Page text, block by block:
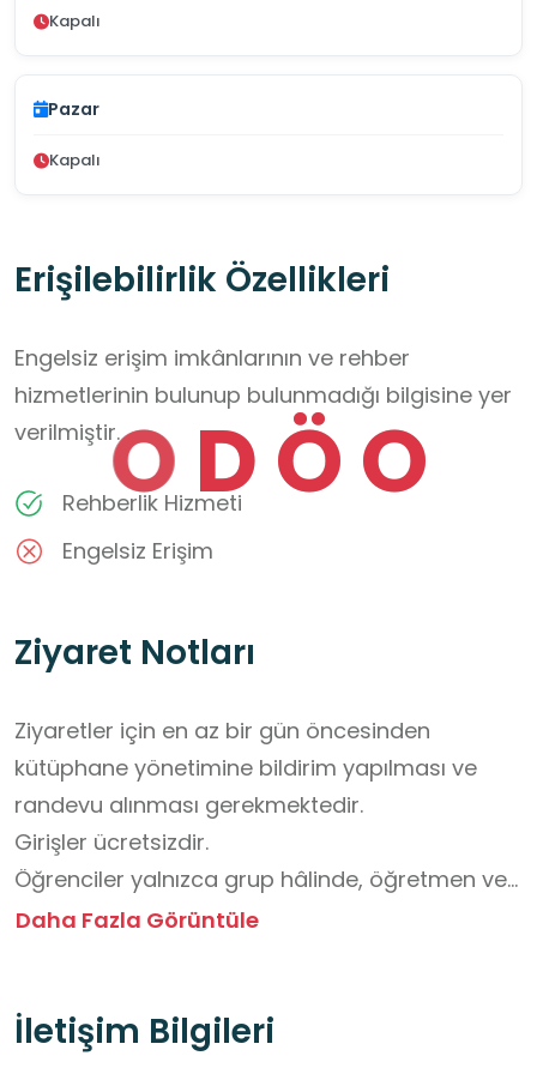
ODÖO
Kapalı
Pazar
Kapalı
Erişilebilirlik Özellikleri
Engelsiz erişim imkânlarının ve rehber
hizmetlerinin bulunup bulunmadığı bilgisine yer
verilmiştir.
Rehberlik Hizmeti
Engelsiz Erişim
Ziyaret Notları
Ziyaretler için en az bir gün öncesinden
kütüphane yönetimine bildirim yapılması ve
randevu alınması gerekmektedir.
Girişler ücretsizdir.
Öğrenciler yalnızca grup hâlinde, öğretmen ve
görevli rehber eşliğinde hareket etmelidir.
Katlara çanta ile çıkılmamalı, kitaplara ve
Daha Fazla Görüntüle
İletişim Bilgileri